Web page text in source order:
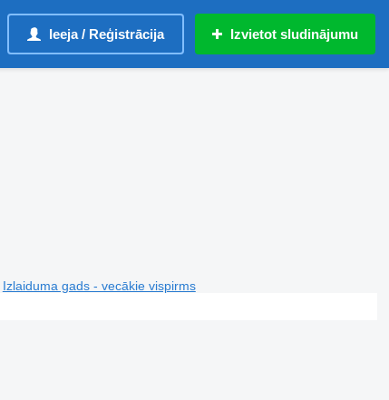
Ieeja / Reģistrācija Izvietot sludinājumu
Izlaiduma gads - vecākie vispirms